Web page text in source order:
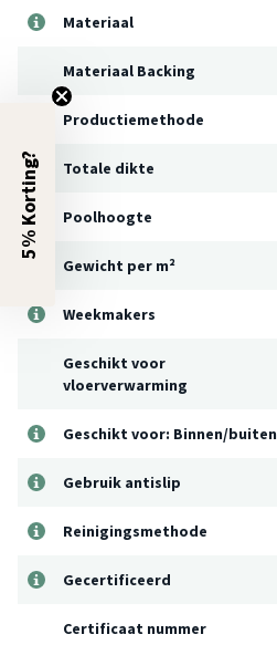
Materiaal
Materiaal Backing
Productiemethode
Totale dikte
Poolhoogte
Gewicht per m²
Weekmakers
Geschikt voor
vloerverwarming
Geschikt voor: Binnen/buiten
Gebruik antislip
Reinigingsmethode
Gecertificeerd
Certificaat nummer
5% Korting?